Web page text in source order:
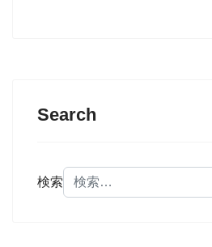
Search
検索